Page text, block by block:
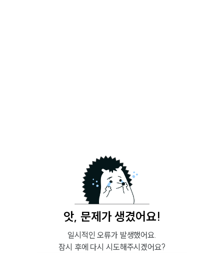
앗, 문제가 생겼어요!
일시적인 오류가 발생했어요.
잠시 후에 다시 시도해주시겠어요?